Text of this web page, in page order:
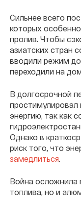
Сильнее всего
которых
пролив. Чтобы
азиатских стран
вводили режим
переходили на
В долгосрочной
простимулировал
энергию, так как
Однако в
риск того, что
замедлиться.
Война осложнила
топлива, но и